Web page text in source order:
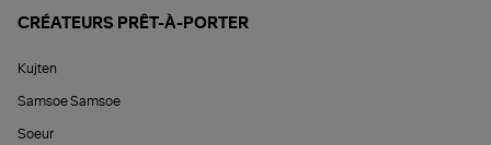
CRÉATEURS PRÊT-À-PORTER
Kujten
Samsoe Samsoe
Soeur